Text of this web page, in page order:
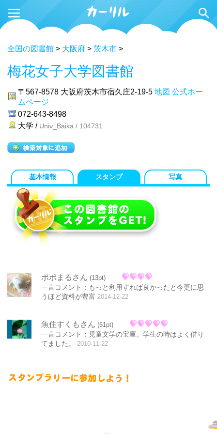
全国の図書館 > 大阪府 > 茨木市 >
梅花女子大学図書館
〒567-8578 大阪府茨木市宿久庄2-19-5 地図 公式ホー
ムページ
072-643-8498
大学 / Univ_Baika / 104731
基本情報 スタンプ 写真
ポポまるさん (13pt)
一言コメント：もっと利用すれば良かったと今更に思
うほど資料が豊富 2014-12-22
魚住すくもさん (61pt)
一言コメント：児童文学の宝庫。学生の時はよく借り
てました。
2010-11-22